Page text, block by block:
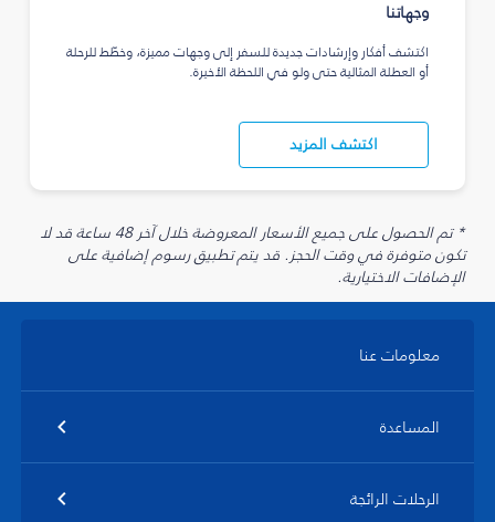
وجهاتنا
اكتشف أفكار وإرشادات جديدة للسفر إلى وجهات مميزة، وخطّط للرحلة
أو العطلة المثالية حتى ولو في اللحظة الأخيرة.
اكتشف المزيد
* تم الحصول على جميع الأسعار المعروضة خلال آخر 48 ساعة قد لا
تكون متوفرة في وقت الحجز. قد يتم تطبيق رسوم إضافية على
الإضافات الاختيارية.
معلومات عنا
المساعدة
الرحلات الرائجة